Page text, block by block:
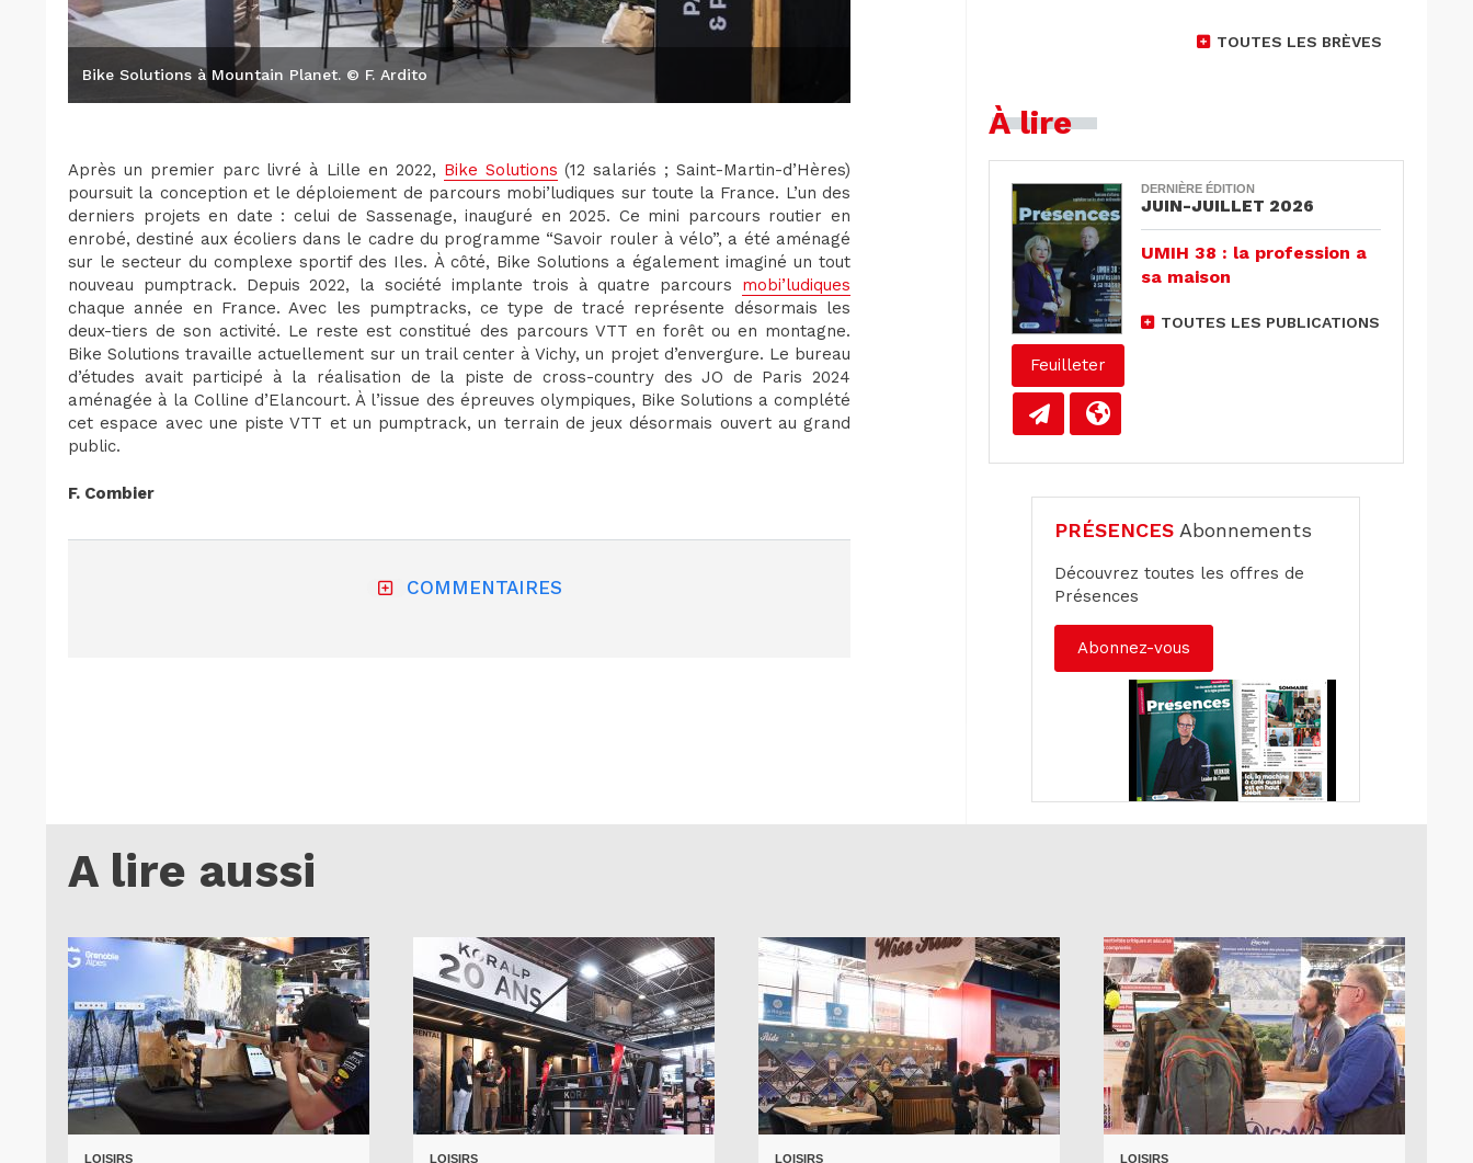
Bike Solutions à Mountain Planet. © F. Ardito
Après un premier parc livré à Lille en 2022, Bike Solutions (12 salariés ; Saint-Martin-d’Hères)
poursuit la conception et le déploiement de parcours mobi’ludiques sur toute la France. L’un des
derniers projets en date : celui de Sassenage, inauguré en 2025. Ce mini parcours routier en
enrobé, destiné aux écoliers dans le cadre du programme “Savoir rouler à vélo”, a été aménagé
sur le secteur du complexe sportif des Iles. À côté, Bike Solutions a également imaginé un tout
nouveau pumptrack. Depuis 2022, la société implante trois à quatre parcours mobi’ludiques
chaque année en France. Avec les pumptracks, ce type de tracé représente désormais les
deux-tiers de son activité. Le reste est constitué des parcours VTT en forêt ou en montagne.
Bike Solutions travaille actuellement sur un trail center à Vichy, un projet d’envergure. Le bureau
d’études avait participé à la réalisation de la piste de cross-country des JO de Paris 2024
aménagée à la Colline d’Elancourt. À l’issue des épreuves olympiques, Bike Solutions a complété
cet espace avec une piste VTT et un pumptrack, un terrain de jeux désormais ouvert au grand
public.
F. Combier
COMMENTAIRES
TOUTES LES BRÈVES
À lire
Feuilleter
DERNIÈRE ÉDITION
JUIN-JUILLET 2026
UMIH 38 : la profession a
sa maison
TOUTES LES PUBLICATIONS
PRÉSENCES Abonnements
Découvrez toutes les offres de
Présences
Abonnez-vous
A lire aussi
LOISIRS LOISIRS LOISIRS LOISIRS